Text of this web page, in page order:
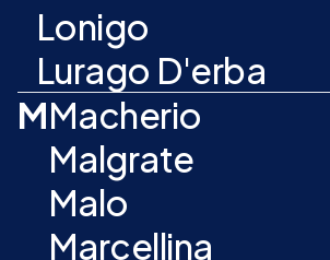
Lonigo
Lurago D'erba
MMacherio
Malgrate
Malo
Marcellina